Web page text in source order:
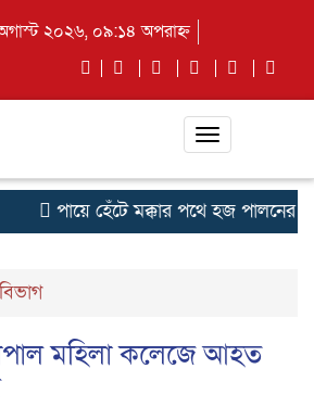
২০২৬, ০৯:১৪ অপরাহ্ন
Toggle
পায়ে হেঁটে মক্কার পথে হজ পালনের
মহিলা কলেজে আহত